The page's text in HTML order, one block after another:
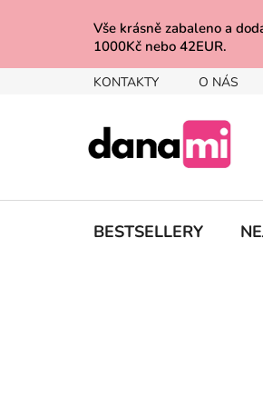
Vše krásně zabaleno a
1000Kč nebo 42EUR.
KONTAKTY O NÁS
BESTSELLERY